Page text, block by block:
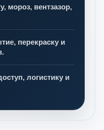
мороз, вентзазор,
перекраску и
логистику и